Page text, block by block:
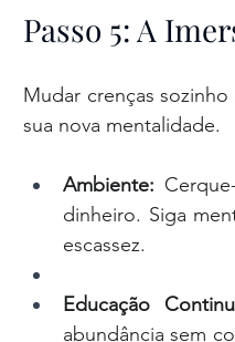
Passo 5: A
Mudar crenças
sua nova mentalidade.
Ambiente:
dinheiro. Siga
escassez.
Educação
abundância sem